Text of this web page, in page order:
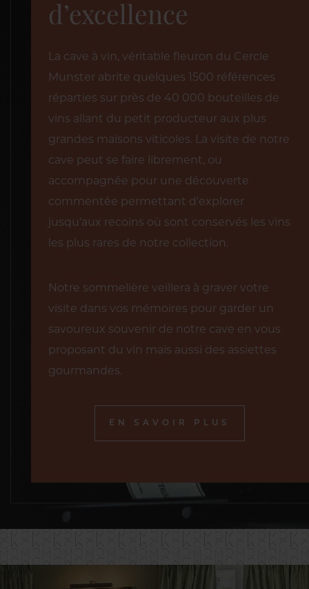
d’excellence
La cave à vin, véritable fleuron du Cercle
Munster abrite quelques 1500 références
réparties sur près de 40 000 bouteilles de
vins allant du petit producteur aux plus
grandes maisons viticoles. La visite de notre
cave peut se faire librement, ou
accompagnée pour une découverte
commentée permettant d’explorer
jusqu’aux recoins où sont conservés les vins
les plus rares de notre collection.
Notre sommelière veillera à graver votre
visite dans vos mémoires pour garder un
savoureux souvenir de notre cave en vous
proposant du vin mais aussi des assiettes
gourmandes.
EN SAVOIR PLUS